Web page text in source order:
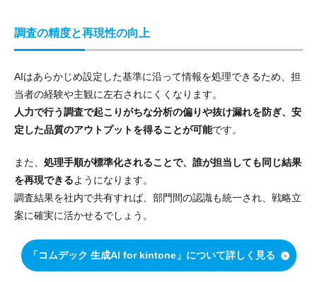
調査の精度と再現性の向上
AIはあらかじめ設定した基準に沿って情報を処理できるため、担
当者の経験や主観に左右されにくくなります。
人力で行う調査で起こりがちな分析の偏りや抜け漏れを防ぎ、安
定した品質のアウトプットを得ることが可能です。
また、 処理手順が標準化されることで、誰が担当しても同じ結果
を再現できるようになります。
調査結果を社内で共有すれば、部門間の認識も統一され、戦略立
案に確実に活かせるでしょう。
「コムデック 生成AI for kintone」について詳しく見る